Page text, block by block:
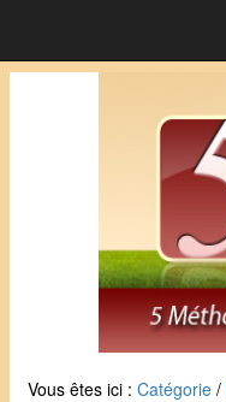
Vous êtes ici : Catégorie /